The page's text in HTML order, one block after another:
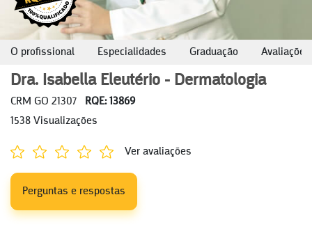
O profissional Especialidades Graduação Avaliações
Dra. Isabella Eleutério - Dermatologia
CRM GO 21307
RQE: 13869
1538 Visualizações
Ver avaliações
Perguntas e respostas